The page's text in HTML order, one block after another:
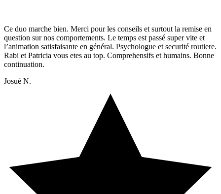
Ce duo marche bien. Merci pour les conseils et surtout la remise en
question sur nos comportements. Le temps est passé super vite et
l’animation satisfaisante en général. Psychologue et securité routiere.
Rabi et Patricia vous etes au top. Comprehensifs et humains. Bonne
continuation.
Josué N.